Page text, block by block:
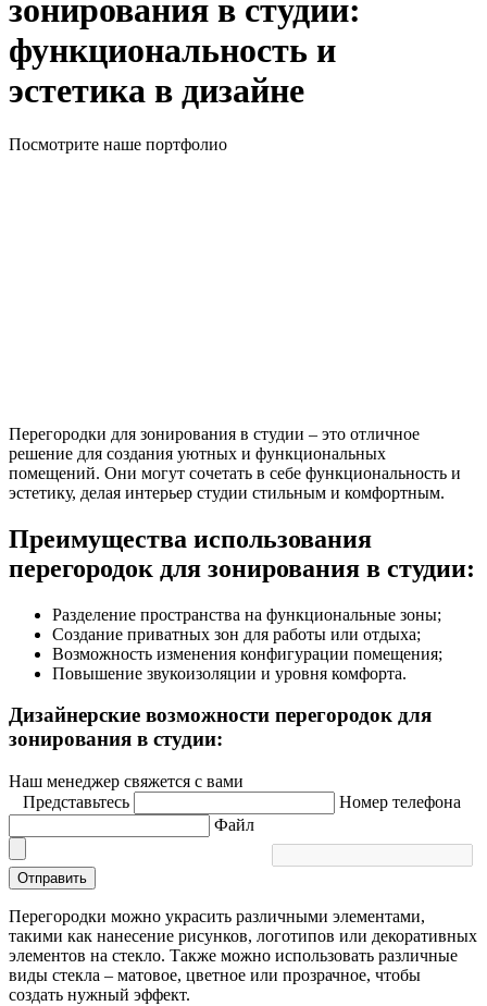
зонирования в студии:
функциональность и
эстетика в дизайне
Посмотрите наше портфолио
Перегородки для зонирования в студии – это отличное
решение для создания уютных и функциональных
помещений. Они могут сочетать в себе функциональность и
эстетику, делая интерьер студии стильным и комфортным.
Преимущества использования
перегородок для зонирования в студии:
Разделение пространства на функциональные зоны;
Создание приватных зон для работы или отдыха;
Возможность изменения конфигурации помещения;
Повышение звукоизоляции и уровня комфорта.
Дизайнерские возможности перегородок для
зонирования в студии:
Наш менеджер свяжется с вами
Представьтесь
Номер телефона
Файл
Отправить
Перегородки можно украсить различными элементами,
такими как нанесение рисунков, логотипов или декоративных
элементов на стекло. Также можно использовать различные
виды стекла – матовое, цветное или прозрачное, чтобы
создать нужный эффект.